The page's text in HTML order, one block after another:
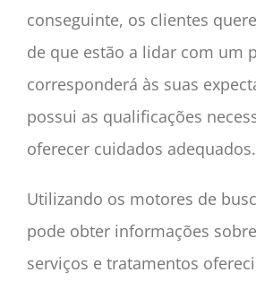
conseguinte, os clientes
de que estão a lidar com um
corresponderá às suas
possui as qualificações
oferecer cuidados adequados.
Utilizando os motores de
pode obter informações
serviços e tratamentos